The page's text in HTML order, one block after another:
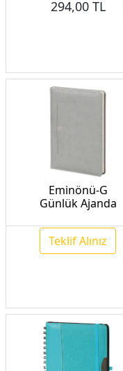
294,00 TL
Eminönü-G
Günlük Ajanda
Teklif Alınız